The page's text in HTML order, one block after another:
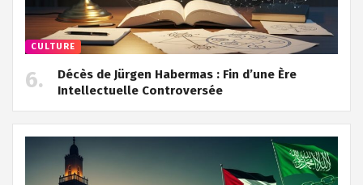
CULTURE
Décès de Jürgen Habermas : Fin d’une Ère
Intellectuelle Controversée